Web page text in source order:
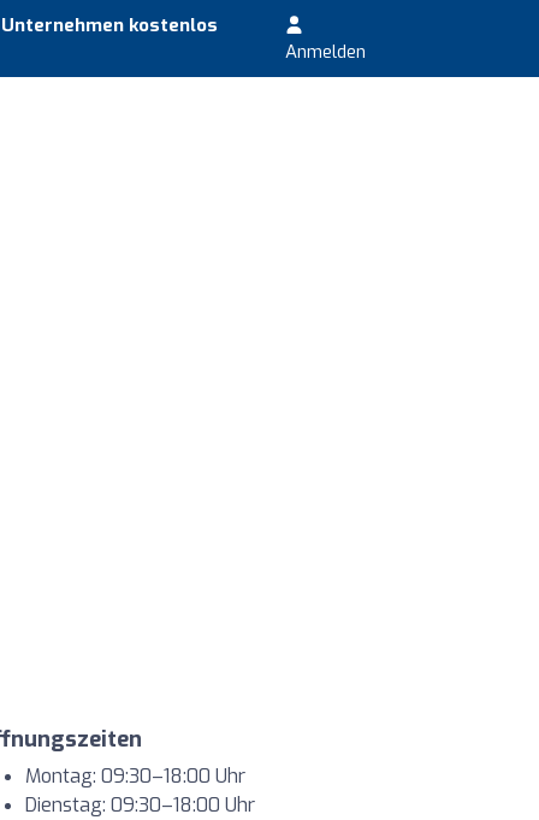
kostenlos
Anmelden
Montag: 09:30–18:00 Uhr
Dienstag: 09:30–18:00 Uhr